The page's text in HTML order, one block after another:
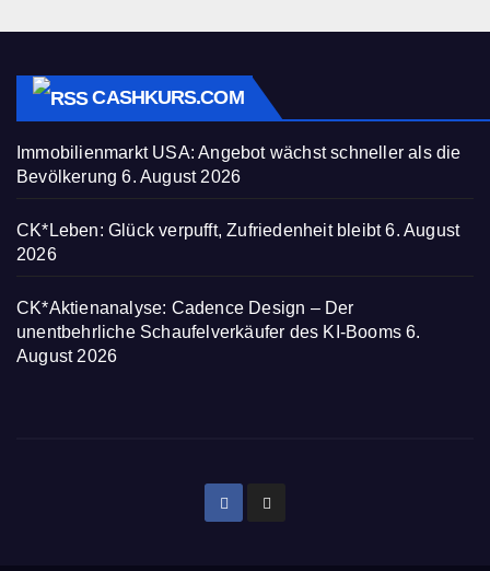
CASHKURS.COM
Immobilienmarkt USA: Angebot wächst schneller als die
Bevölkerung 6. August 2026
CK*Leben: Glück verpufft, Zufriedenheit bleibt 6. August
2026
CK*Aktienanalyse: Cadence Design – Der
unentbehrliche Schaufelverkäufer des KI-Booms 6.
August 2026